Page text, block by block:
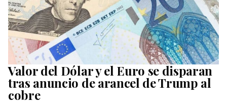
Valor del Dólar y el Euro se disparan
tras anuncio de arancel de Trump al
cobre